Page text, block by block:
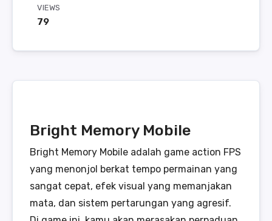
VIEWS
79
Bright Memory Mobile
Bright Memory Mobile adalah game action FPS
yang menonjol berkat tempo permainan yang
sangat cepat, efek visual yang memanjakan
mata, dan sistem pertarungan yang agresif.